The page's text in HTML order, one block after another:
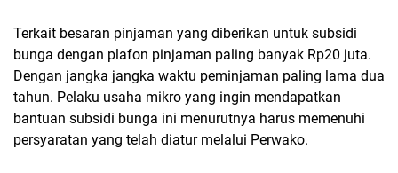
Terkait besaran pinjaman yang diberikan untuk subsidi
bunga dengan plafon pinjaman paling banyak Rp20 juta.
Dengan jangka jangka waktu peminjaman paling lama dua
tahun. Pelaku usaha mikro yang ingin mendapatkan
bantuan subsidi bunga ini menurutnya harus memenuhi
persyaratan yang telah diatur melalui Perwako.